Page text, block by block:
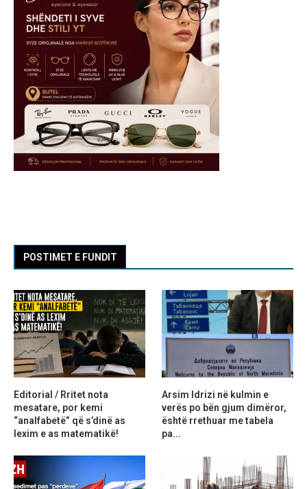
POSTIMET E FUNDIT
Editorial / Rritet nota
mesatare, por kemi
“analfabetë” që s’dinë as
lexim e as matematikë!
Arsim Idrizi në kulmin e
verës po bën gjum dimëror,
është rrethuar me tabela
pa...